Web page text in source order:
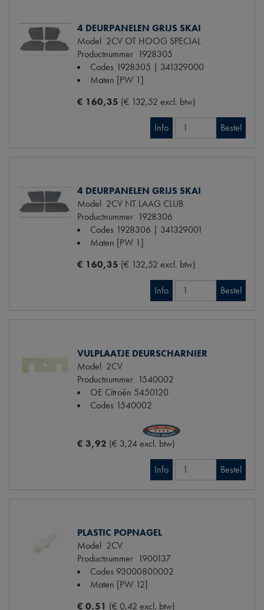
4 DEURPANELEN GRIJS SKAI
Model 2CV OT HOOG SPECIAL
Productnummer 1928305
Codes 1928305 | 341329000
Maten [PW 1]
€ 160,35 (€ 132,52 excl. btw)
Info Bestel
4 DEURPANELEN GRIJS SKAI
Model 2CV NT LAAG CLUB
Productnummer 1928306
Codes 1928306 | 341329001
Maten [PW 1]
€ 160,35 (€ 132,52 excl. btw)
Info Bestel
VULPLAATJE DEURSCHARNIER
Model 2CV
Productnummer 1540002
OE Citroën 5450120
Codes 1540002
€ 3,92 (€ 3,24 excl. btw)
Info Bestel
PLASTIC POPNAGEL
Model 2CV
Productnummer 1900137
Codes 93000800002
Maten [PW 12]
€ 0,51 (€ 0,42 excl. btw)